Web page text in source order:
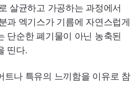
살균하고 가공하는 과정에서
과 엑기스가 기름에 자연스럽게
단순한 폐기물이 아닌 농축된
띤다.
트나 특유의 느끼함을 이유로 참